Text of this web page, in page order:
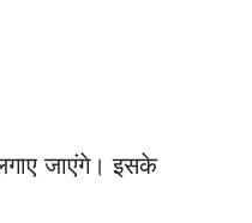
जाएंगे। इसके